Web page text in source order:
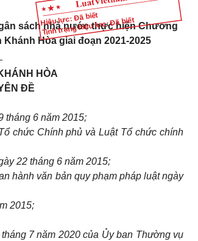
Hiệu lực: Đã biết
Tình trạng hiệu lực: Đã biết
sách nhà nước thực hiệnChương
K hánh Hòa giai đoạn 2021-2025
HÒA
ĐỀ
tháng 6 năm 2015;
chức Chính phủ và Luật Tổ chức chính
22 tháng 6 năm 2015;
hành văn bản quy phạm pháp luật ngày
2015;
7 năm 2020 của Ủy ban Thường vụ